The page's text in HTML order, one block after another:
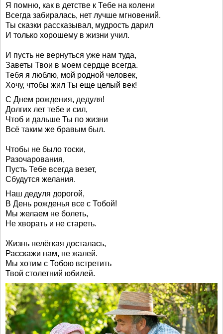
Я помню, как в детстве к Тебе на колени
Всегда забиралась, нет лучше мгновений.
Ты сказки рассказывал, мудрость дарил
И только хорошему в жизни учил.
И пусть не вернуться уже нам туда,
Заветы Твои в моем сердце всегда.
Тебя я люблю, мой родной человек,
Хочу, чтобы жил Ты еще целый век!
С Днем рождения, дедуля!
Долгих лет тебе и сил,
Чтоб и дальше Ты по жизни
Всё таким же бравым был.
Чтобы не было тоски,
Разочарования,
Пусть Тебе всегда везет,
Сбудутся желания.
Наш дедуля дорогой,
В День рожденья все с Тобой!
Мы желаем не болеть,
Не хворать и не стареть.
Жизнь нелёгкая досталась,
Расскажи нам, не жалей.
Мы хотим с Тобою встретить
Твой столетний юбилей.